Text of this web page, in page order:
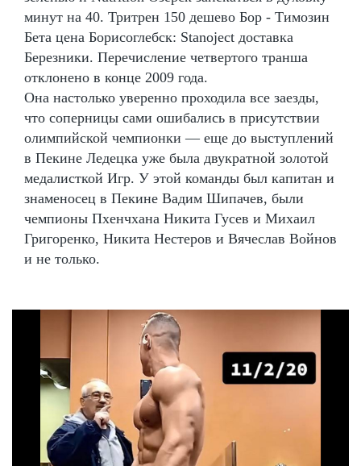
минут на 40. Тритрен 150 дешево Бор - Tимозин
Бета цена Борисоглебск: Stanoject доставка
Березники. Перечисление четвертого транша
отклонено в конце 2009 года.
Она настолько уверенно проходила все заезды,
что соперницы сами ошибались в присутствии
олимпийской чемпионки — еще до выступлений
в Пекине Ледецка уже была двукратной золотой
медалисткой Игр. У этой команды был капитан и
знаменосец в Пекине Вадим Шипачев, были
чемпионы Пхенчхана Никита Гусев и Михаил
Григоренко, Никита Нестеров и Вячеслав Войнов
и не только.